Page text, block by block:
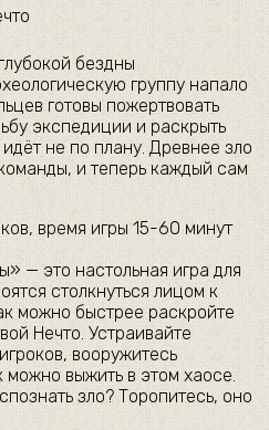
бездны
группу напало
готовы пожертвовать
экспедиции и раскрыть
не по плану. Древнее зло
и теперь каждый сам
время игры 15-60 минут
— это настольная игра для
столкнуться лицом к
можно быстрее раскройте
Нечто. Устраивайте
вооружитесь
можно выжить в этом хаосе.
зло? Торопитесь, оно